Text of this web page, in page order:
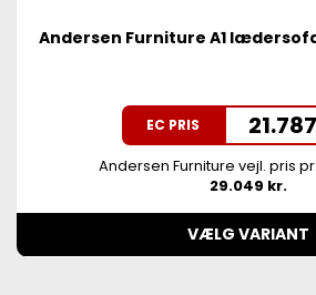
Andersen Furniture A1
EC PRIS 21.787
Andersen Furniture vejl. pris
29.049 kr.
VÆLG VARIANT